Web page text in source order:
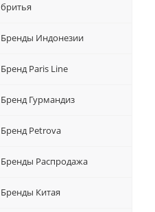
бритья
Бренды Индонезии
Бренд Paris Line
Бренд Гурмандиз
Бренд Petrova
Бренды Распродажа
Бренды Китая